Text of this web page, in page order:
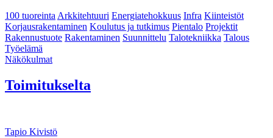
100 tuoreintaArkkitehtuuri Energiatehokkuus Infra Kiinteistöt
Korjausrakentaminen Koulutus ja tutkimus Pientalo Projektit
Rakennustuote Rakentaminen Suunnittelu Talotekniikka Talous
Työelämä
Näkökulmat
Toimitukselta
Tapio Kivistö